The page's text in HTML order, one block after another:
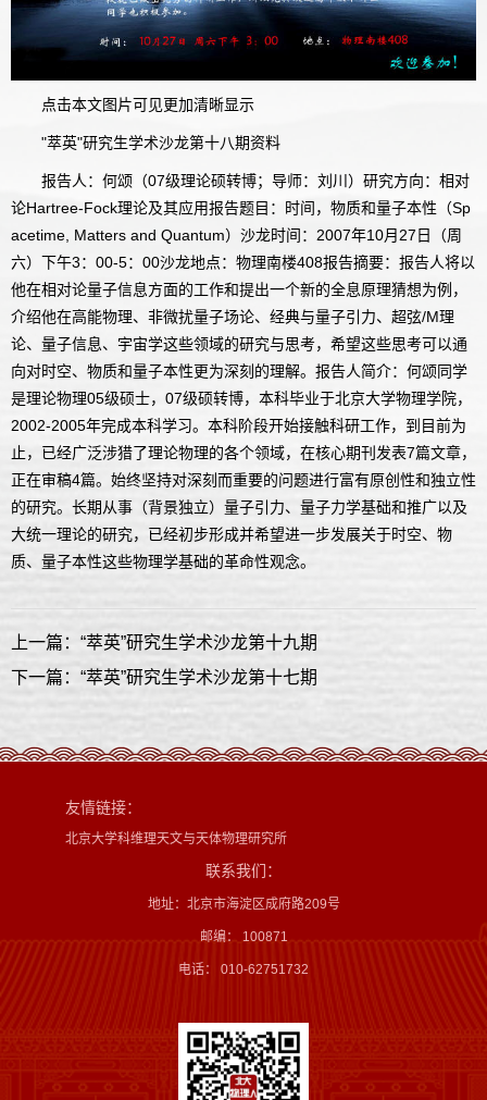
点击本文图片可见更加清晰显示
"萃英"研究生学术沙龙第十八期资料
报告人：何颂（07级理论硕转博；导师：刘川）研究方向：相对
论Hartree-Fock理论及其应用报告题目：时间，物质和量子本性（Sp
acetime, Matters and Quantum）沙龙时间：2007年10月27日（周
六）下午3：00-5：00沙龙地点：物理南楼408报告摘要：报告人将以
他在相对论量子信息方面的工作和提出一个新的全息原理猜想为例，
介绍他在高能物理、非微扰量子场论、经典与量子引力、超弦/M理
论、量子信息、宇宙学这些领域的研究与思考，希望这些思考可以通
向对时空、物质和量子本性更为深刻的理解。报告人简介：何颂同学
是理论物理05级硕士，07级硕转博，本科毕业于北京大学物理学院，
2002-2005年完成本科学习。本科阶段开始接触科研工作，到目前为
止，已经广泛涉猎了理论物理的各个领域，在核心期刊发表7篇文章，
正在审稿4篇。始终坚持对深刻而重要的问题进行富有原创性和独立性
的研究。长期从事（背景独立）量子引力、量子力学基础和推广以及
大统一理论的研究，已经初步形成并希望进一步发展关于时空、物
质、量子本性这些物理学基础的革命性观念。
上一篇：“萃英”研究生学术沙龙第十九期
下一篇：“萃英”研究生学术沙龙第十七期
友情链接：
北京大学科维理天文与天体物理研究所
联系我们：
地址：北京市海淀区成府路209号
邮编： 100871
电话： 010-62751732